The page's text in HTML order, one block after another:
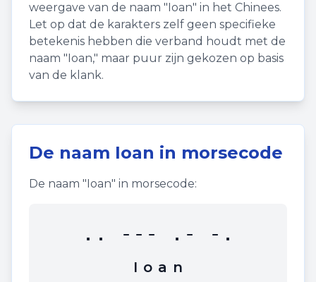
weergave van de naam "Ioan" in het Chinees.
Let op dat de karakters zelf geen specifieke
betekenis hebben die verband houdt met de
naam "Ioan," maar puur zijn gekozen op basis
van de klank.
De naam Ioan in morsecode
De naam "Ioan" in morsecode:
.. --- .- -.
I o a n